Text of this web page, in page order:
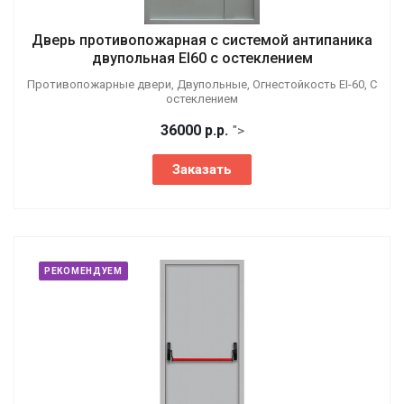
Дверь противопожарная с системой антипаника
двупольная EI60 с остеклением
Противопожарные двери, Двупольные, Огнестойкость EI-60, С
остеклением
36000 р.р. ">
Заказать
РЕКОМЕНДУЕМ